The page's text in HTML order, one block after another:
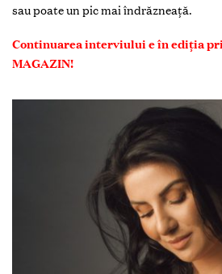
sau poate un pic mai îndrăzneață.
Continuarea interviului e în ediția
MAGAZIN!